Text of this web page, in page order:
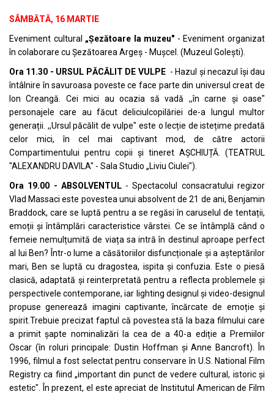
SÂMBĂTĂ, 16 MARTIE
Eveniment cultural „Șezătoare la muzeu" - Eveniment organizat
în colaborare cu Șezătoarea Argeș - Mușcel. (Muzeul Golești).
Ora 11.30 - URSUL PĂCĂLIT DE VULPE- Hazul și necazul își dau
întâlnire în savuroasa poveste ce face parte din universul creat de
Ion Creangă. Cei mici au ocazia să vadă ,,în carne și oase"
personajele care au făcut deliciulcopilăriei de-a lungul multor
generații. ,,Ursul păcălit de vulpe" este o lecție de istețime predată
celor mici, în cel mai captivant mod, de către actorii
Compartimentului pentru copii și tineret AȘCHIUȚĂ. (TEATRUL
"ALEXANDRU DAVILA" - Sala Studio „Liviu Ciulei").
Ora 19.00 - ABSOLVENTUL- Spectacolul consacratului regizor
Vlad Massaci este povestea unui absolvent de 21 de ani, Benjamin
Braddock, care se luptă pentru a se regăsi în caruselul de tentații,
emoții și întâmplări caracteristice vârstei. Ce se întâmplă când o
femeie nemulțumită de viața sa intră în destinul aproape perfect
al lui Ben? Într-o lume a căsătoriilor disfuncționale și a așteptărilor
mari, Ben se luptă cu dragostea, ispita și confuzia. Este o piesă
clasică, adaptată și reinterpretată pentru a reflecta problemele și
perspectivele contemporane, iar lighting designul și video-designul
propuse generează imagini captivante, încărcate de emoție și
spirit.Trebuie precizat faptul că povestea stă la baza filmului care
a primit șapte nominalizări la cea de a 40-a ediție a Premiilor
Oscar (în roluri principale: Dustin Hoffman și Anne Bancroft). În
1996, filmul a fost selectat pentru conservare în U.S. National Film
Registry ca fiind „important din punct de vedere cultural, istoric și
estetic". În prezent, el este apreciat de Institutul American de Film